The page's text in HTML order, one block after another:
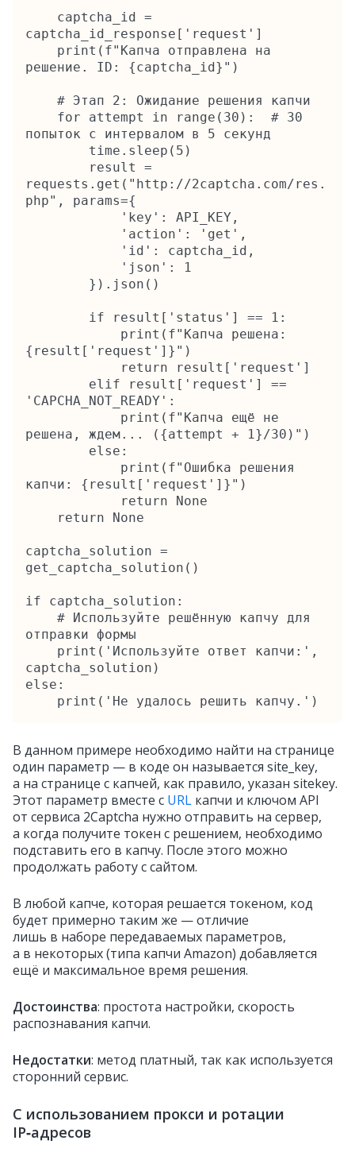
captcha_id_response['request']
решение. ID: {captcha_id}")
попыток с интервалом в 5 секунд
requests.get("http://2captcha.com/res.
php", params={
{result['request']}")
'CAPCHA_NOT_READY':
решена, ждем... ({attempt + 1}/30)")
капчи: {result['request']}")
captcha_solution =
get_captcha_solution()
if captcha_solution:
отправки формы
captcha_solution)
else:
    print('Не удалось решить капчу.')
В данном примере необходимо найти на странице
один параметр — в коде он называется site_key,
а на странице с капчей, как правило, указан sitekey.
Этот параметр вместе с URL капчи и ключом API
от сервиса 2Сaptcha нужно отправить на сервер,
а когда получите токен с решением, необходимо
подставить его в капчу. После этого можно
продолжать работу с сайтом.
В любой капче, которая решается токеном, код
будет примерно таким же — отличие
лишь в наборе передаваемых параметров,
а в некоторых (типа капчи Amazon) добавляется
ещё и максимальное время решения.
Достоинства: простота настройки, скорость
распознавания капчи.
Недостатки: метод платный, так как используется
сторонний сервис.
С использованием прокси и ротации
IP‑адресов